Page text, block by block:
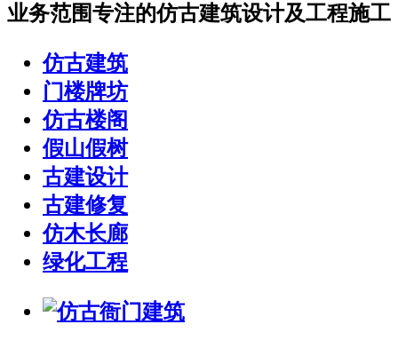
业务范围专注的仿古建筑设计及工程施工
仿古建筑
门楼牌坊
仿古楼阁
假山假树
古建设计
古建修复
仿木长廊
绿化工程